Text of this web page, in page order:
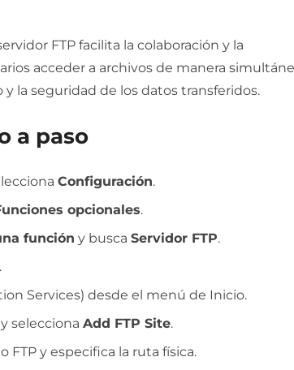
FTP facilita la colaboración y la
acceder a archivos de manera
la seguridad de los datos transferidos.
a paso
Configuración.
opcionales.
función y busca Servidor FTP.
.
Services) desde el menú de Inicio.
y selecciona Add FTP Site.
y especifica la ruta física.